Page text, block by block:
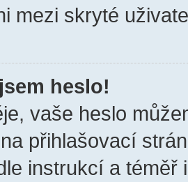
mezi skryté
heslo!
vaše heslo
přihlašovací
instrukcí a téměř